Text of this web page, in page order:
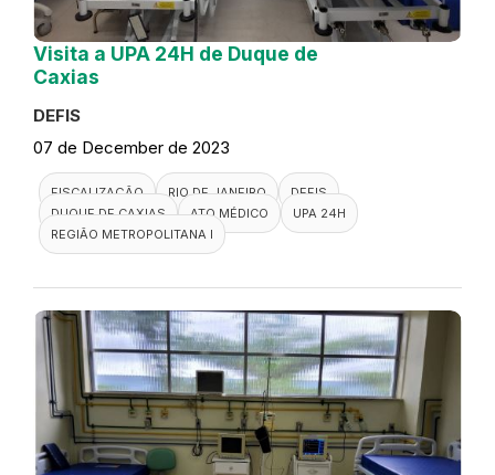
Visita a UPA 24H de Duque de
Caxias
DEFIS
07 de December de 2023
FISCALIZAÇÃO RIO DE JANEIRO
DEFIS
DUQUE DE CAXIAS
ATO MÉDICO
UPA 24H
REGIÃO METROPOLITANA I